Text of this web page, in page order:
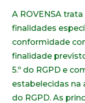
A ROVENSA
finalidades
conformidade
finalidade
5.º do RGPD e
estabelecidas na
do RGPD. As